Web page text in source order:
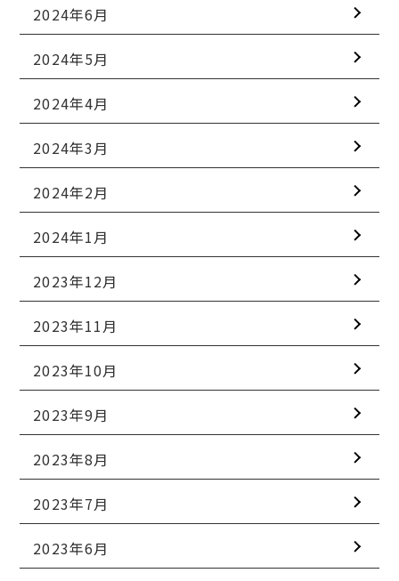
2024年6月
2024年5月
2024年4月
2024年3月
2024年2月
2024年1月
2023年12月
2023年11月
2023年10月
2023年9月
2023年8月
2023年7月
2023年6月